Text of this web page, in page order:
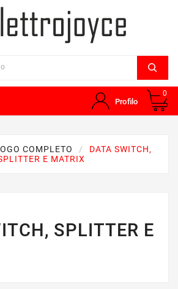
Profilo
0
COMPLETO
DATA SWITCH,
E MATRIX
SPLITTER E